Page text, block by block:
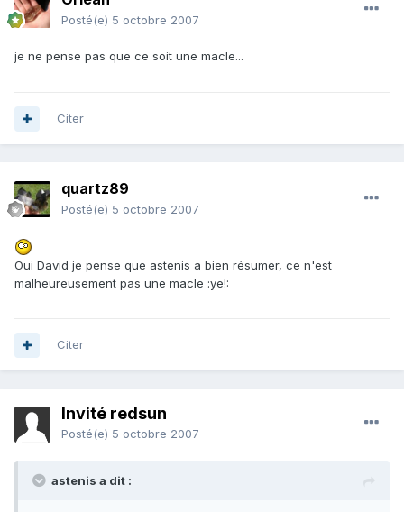
Posté(e) 5 octobre 2007
je ne pense pas que ce soit une macle...
Citer
quartz89
Posté(e) 5 octobre 2007
Oui David je pense que astenis a bien résumer, ce n'est
malheureusement pas une macle :ye!:
Citer
Invité redsun
Posté(e) 5 octobre 2007
astenis a dit :